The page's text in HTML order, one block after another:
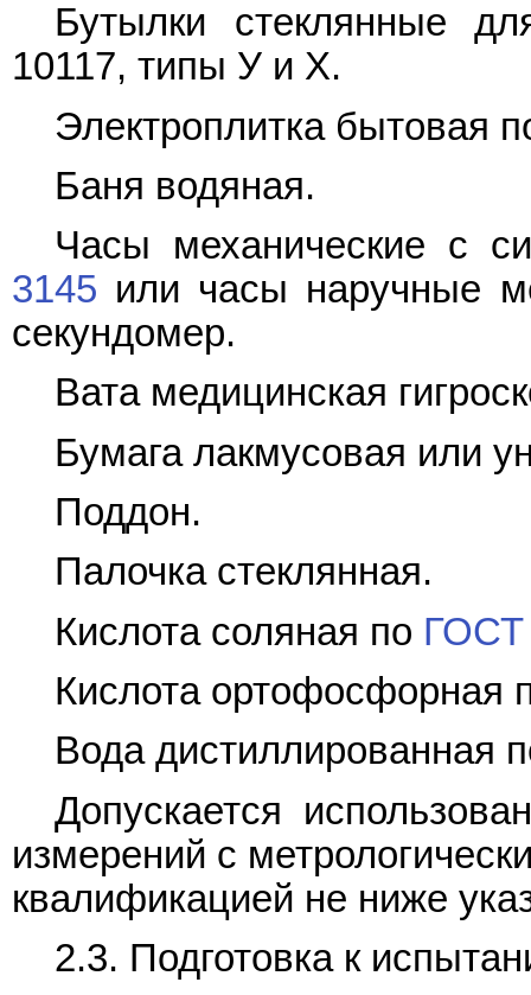
Бутылки стеклянные
10117, типы У и Х.
Электроплитка бытовая
Баня водяная.
Часы механические с
3145 или часы наручные
секундомер.
Вата медицинская
Бумага лакмусовая или
Поддон.
Палочка стеклянная.
Кислота соляная по ГОСТ
Кислота ортофосфорная
Вода дистиллированная
Допускается
измерений с
квалификацией не ниже
2.3. Подготовка к